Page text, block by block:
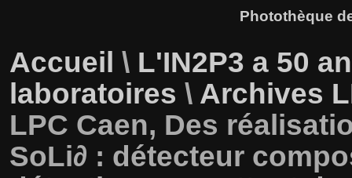
Photothèque
Accueil \ L'IN2P3 a 50
laboratoires \ Archives
LPC Caen, Des
SoLi∂ : détecteur